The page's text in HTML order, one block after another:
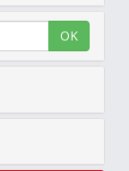
OK